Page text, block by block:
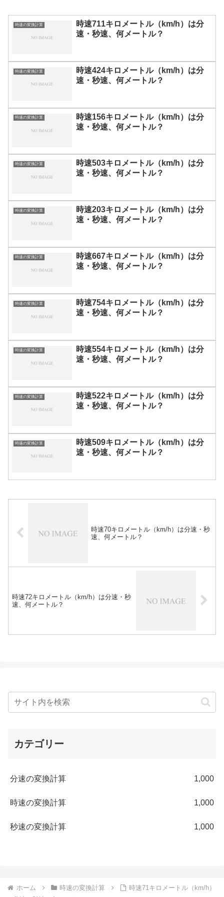
時速の変換計算
時速711キロメートル（km/h）は分
速・秒速、何メートル？
時速の変換計算
時速424キロメートル（km/h）は分
速・秒速、何メートル？
時速の変換計算
時速156キロメートル（km/h）は分
速・秒速、何メートル？
時速の変換計算
時速503キロメートル（km/h）は分
速・秒速、何メートル？
時速の変換計算
時速203キロメートル（km/h）は分
速・秒速、何メートル？
時速の変換計算
時速667キロメートル（km/h）は分
速・秒速、何メートル？
時速の変換計算
時速754キロメートル（km/h）は分
速・秒速、何メートル？
時速の変換計算
時速554キロメートル（km/h）は分
速・秒速、何メートル？
時速の変換計算
時速522キロメートル（km/h）は分
速・秒速、何メートル？
時速の変換計算
時速509キロメートル（km/h）は分
速・秒速、何メートル？
時速70キロメートル（km/h）は分速・秒
速、何メートル？
時速72キロメートル（km/h）は分速・秒
速、何メートル？
カテゴリー
分速の変換計算 1,000
時速の変換計算 1,000
秒速の変換計算 1,000
ホーム 時速の変換計算
時速71キロメートル（km/h）